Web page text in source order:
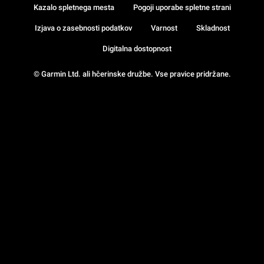
© Garmin Ltd. ali hčerinske družbe. Vse pravice pridržane.
Kazalo spletnega mesta Pogoji uporabe spletne strani
Izjava o zasebnosti podatkov Varnost Skladnost
Digitalna dostopnost